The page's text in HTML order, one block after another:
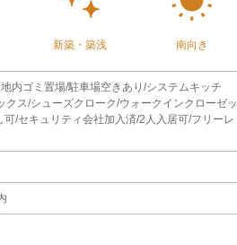
新築・築浅 南向き
内ゴミ置場/駐車場空きあり/システムキッチ
ス/シューズクローク/ウォークインクローゼッ
/セキュリティ会社加入済/2人入居可/フリーレ